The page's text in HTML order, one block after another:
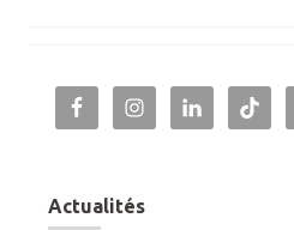
Actualités